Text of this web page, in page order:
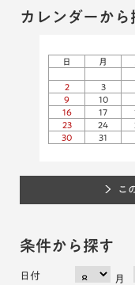
カレンダーから
日
月
2
3
9
10
16
17
23
24
30
31
こ
条件から探す
日付 月